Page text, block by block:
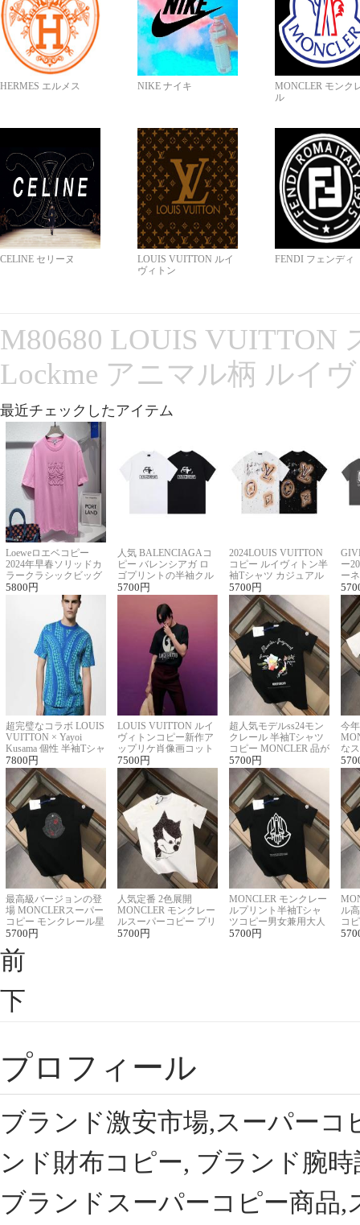
HERMES エルメス NIKE ナイキ
MONCLER モンク
ル
CELINE セリーヌ
LOUIS VUITTON ルイ
ヴィトン
FENDI フェンディ
M80680 LOUIS VUITTON
Lockme アニマル柄 ルイ
最近チェックしたアイテム
Loeweロエベコピー
2024年早春ソリッドカ
ラークラシックビッグ
ロゴ刺繍Tシャツ
5800 円
人気 BALENCIAGAコ
ピー バレンシアガ ロ
ゴプリントの半袖クル
ーネックTシャツ
5700 円
2024LOUIS VUITTON
コピー ルイヴィトン半
袖Tシャツ カジュアル
に馴染む 2色展開
5700 円
ー
ー
ー
超完璧なコラボ LOUIS
VUITTON × Yayoi
Kusama 個性 半袖Tシャ
ツコピー男女兼用
7800 円
LOUIS VUITTON ルイ
ヴィトンコピー新作ア
ップリケ肖像画コット
ンニット半袖Tシャツ
7500 円
超人気モデルss24モン
クレール 半袖Tシャツ
コピー MONCLER 品が
良く見た目
5700 円
今
な
ル
最高級バージョンの登
場 MONCLERスーパー
コピー モンクレール星
座半袖Tシャツ
5700 円
人気定番 2色展開
MONCLER モンクレー
ルスーパーコピー プリ
ント半袖Tシャツ
5700 円
MONCLER モンクレー
ルプリント半袖Tシャ
ツコピー男女兼用大人
可愛い春夏コーデ
5700 円
ル
コ
ィ
前
下
プロフィール
ブランド激安市場,スーパー
ンド財布コピー, ブランド腕
ブランドスーパーコピー商品